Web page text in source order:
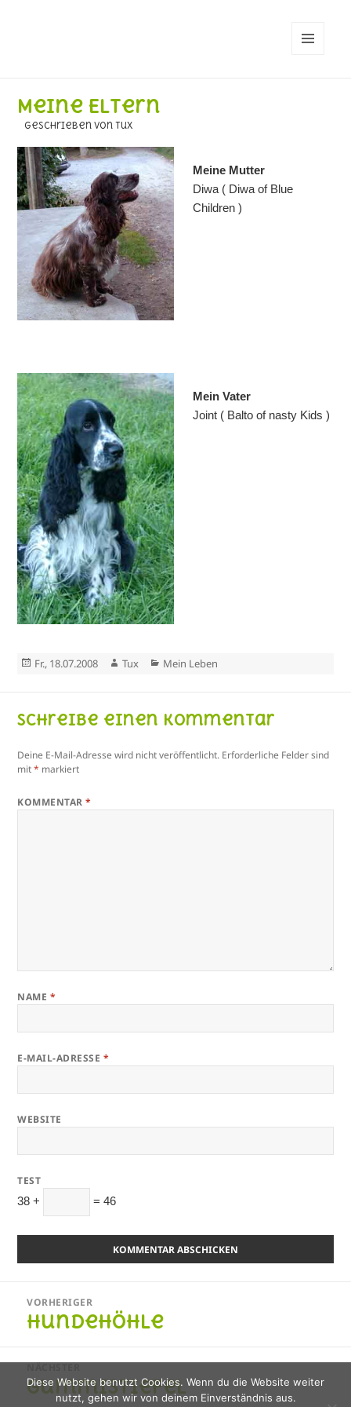
Meine Eltern
geschrieben von Tux
Meine Mutter
Diwa ( Diwa of Blue
Children )
Mein Vater
Joint ( Balto of nasty Kids )
Veröffentlicht
Fr., 18.07.2008 Autor
Tux Kategorien
Mein Leben
Schreibe einen Kommentar
Deine E-Mail-Adresse wird nicht veröffentlicht. Erforderliche Felder sind
mit* markiert
KOMMENTAR*
NAME *
E-MAIL-ADRESSE *
WEBSITE
TEST
38 +
= 46
Beitragsnavigation
VORHERIGER
Vorheriger
Hundehöhle
Nächster
Beitrag:
Gummistiefel
Diese Website benutzt Cookies. Wenn du die Website weiter
nutzt, gehen wir von deinem Einverständnis aus.